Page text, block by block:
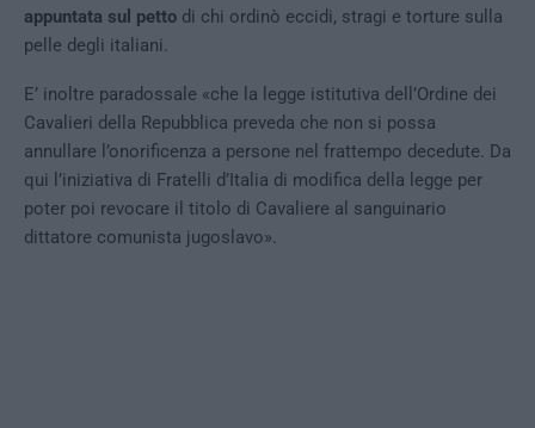
appuntata sul petto di chi ordinò eccidi, stragi e torture sulla
pelle degli italiani.
E’ inoltre paradossale «che la legge istitutiva dell’Ordine dei
Cavalieri della Repubblica preveda che non si possa
annullare l’onorificenza a persone nel frattempo decedute. Da
qui l’iniziativa di Fratelli d’Italia di modifica della legge per
poter poi revocare il titolo di Cavaliere al sanguinario
dittatore comunista jugoslavo».